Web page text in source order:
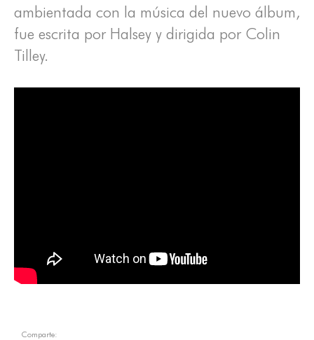
ambientada con la música del nuevo álbum,
fue escrita por Halsey y dirigida por Colin
Tilley.
Comparte: